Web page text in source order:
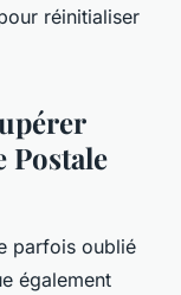
réinitialiser
parfois oublié
également